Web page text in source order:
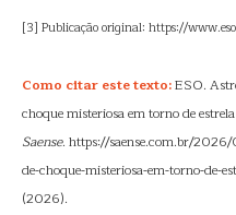
[3] Publicação original: https://
Como citar este texto:ESO.
choque misteriosa em torno de
Saense. https://saense.com.br/
de-choque-misteriosa-em-torno-de-
(2026).